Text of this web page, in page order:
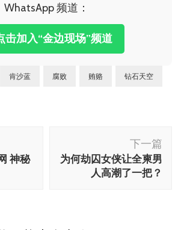
WhatsApp 频道：
击加入“金边现场”频道
肯沙蓝 腐败 贿赂 钻石天空
神秘
下一篇
为何劫囚女侠让全柬男
人高潮了一把？